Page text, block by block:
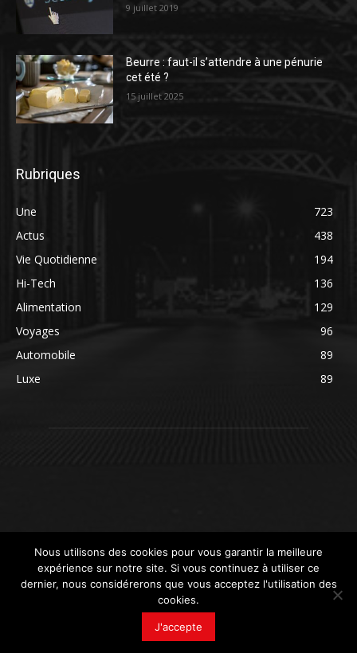
9 juillet 2019
Beurre : faut-il s’attendre à une pénurie
cet été ?
15 juillet 2025
Rubriques
Une
723
Actus
438
Vie Quotidienne
194
Hi-Tech
136
Alimentation
129
Voyages
96
Automobile
89
Luxe
89
Mentions légales
Nous utilisons des cookies pour vous garantir la meilleure
expérience sur notre site. Si vous continuez à utiliser ce
dernier, nous considérerons que vous acceptez l'utilisation des
cookies.
J'accepte